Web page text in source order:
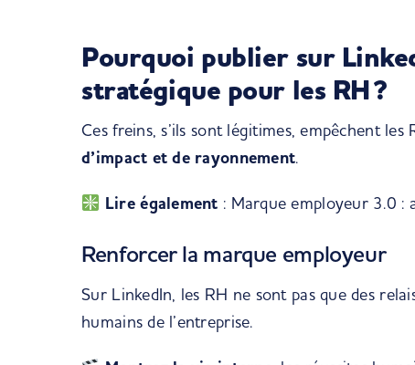
Pourquoi publier sur
stratégique pour les RH ?
Ces freins, s’ils sont légitimes, empêchent les
d’impact et de rayonnement.
Lire également : Marque employeur 3.0 :
Renforcer la marque employeur
Sur LinkedIn, les RH ne sont pas que des
humains de l’entreprise.